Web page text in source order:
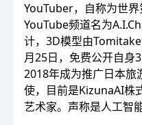
YouTuber，自称为世
YouTube频道名为
计，3D模型由
月25日，免费公开自身
2018年成为推广日本旅
使，目前是KizunaAI株
艺术家。声称是人工智